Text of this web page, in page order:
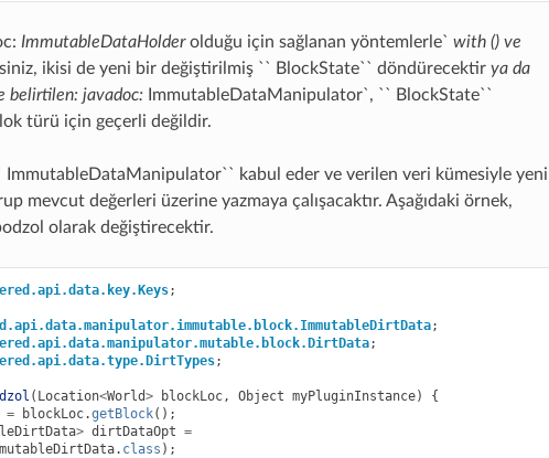
ImmutableDataHolderolduğu için sağlanan yöntemlerle` with () ve
ikisi de yeni bir değiştirilmiş `` BlockState`` döndürecektir ya da
belirtilen: javadoc: ImmutableDataManipulator`, `` BlockState``
türü için geçerli değildir.
kabul eder ve verilen veri kümesiyle yeni
mevcut değerleri üzerine yazmaya çalışacaktır. Aşağıdaki örnek,
olarak değiştirecektir.
;
;
;
;
( Location<World> blockLoc, Object myPluginInstance)
{
= blockLoc.getBlock();
> dirtDataOpt =
. class );